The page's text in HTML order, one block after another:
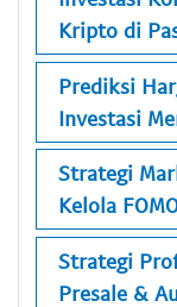
Kripto di
Prediksi
Investasi
Strategi
Kelola
Strategi
Presale &